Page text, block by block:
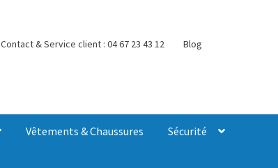
Contact & Service client : 04 67 23 43 12 Blog
Vêtements & Chaussures Sécurité